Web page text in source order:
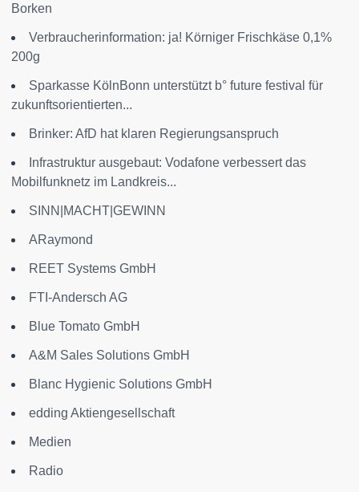
Borken
Verbraucherinformation: ja! Körniger Frischkäse 0,1%
200g
Sparkasse KölnBonn unterstützt b° future festival für
zukunftsorientierten...
Brinker: AfD hat klaren Regierungsanspruch
Infrastruktur ausgebaut: Vodafone verbessert das
Mobilfunknetz im Landkreis...
SINN|MACHT|GEWINN
ARaymond
REET Systems GmbH
FTI-Andersch AG
Blue Tomato GmbH
A&M Sales Solutions GmbH
Blanc Hygienic Solutions GmbH
edding Aktiengesellschaft
Medien
Radio